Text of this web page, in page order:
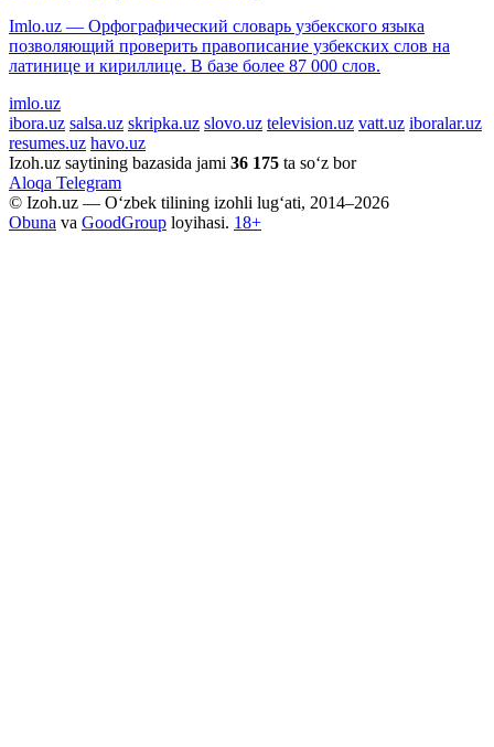
Imlo.uz — Орфографический словарь узбекского языка
позволяющий проверить правописание узбекских слов на
латинице и кириллице. В базе более 87 000 слов.
imlo.uz
ibora.uz salsa.uz skripka.uz slovo.uz television.uz vatt.uz iboralar.uz
resumes.uz havo.uz
Izoh.uz saytining bazasida jami 36 175 ta so‘z bor
Aloqa Telegram
© Izoh.uz — O‘zbek tilining izohli lug‘ati, 2014–2026
Obuna va GoodGroup loyihasi. 18+